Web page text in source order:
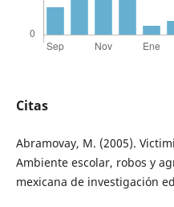
Citas
Abramovay, M. (2005).
Ambiente escolar, robos y
mexicana de investigación